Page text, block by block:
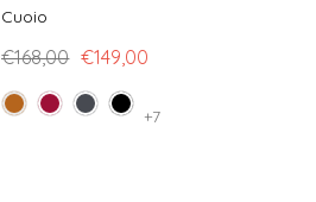
Cuoio
€168,00 €149,00
+7